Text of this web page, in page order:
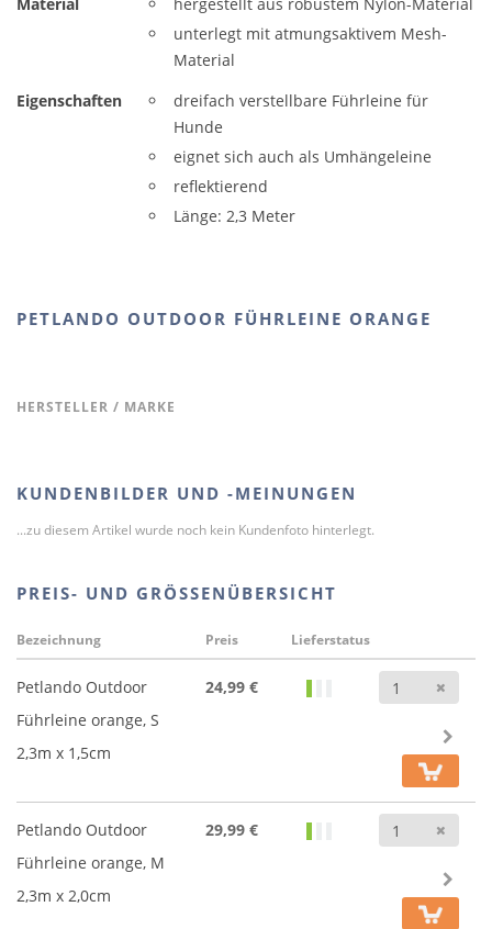
unterlegt mit atmungsaktivem Mesh-
Material
Eigenschaften
dreifach verstellbare Führleine für
Hunde
eignet sich auch als Umhängeleine
reflektierend
Länge: 2,3 Meter
PETLANDO OUTDOOR FÜHRLEINE ORANGE
HERSTELLER / MARKE
KUNDENBILDER UND -MEINUNGEN
...zu diesem Artikel wurde noch kein Kundenfoto hinterlegt.
PREIS- UND GRÖSSENÜBERSICHT
Bezeichnung Preis Lieferstatus
Petlando Outdoor
Führleine orange, S
2,3m x 1,5cm
24,99 €
Petlando Outdoor
Führleine orange, M
2,3m x 2,0cm
29,99 €